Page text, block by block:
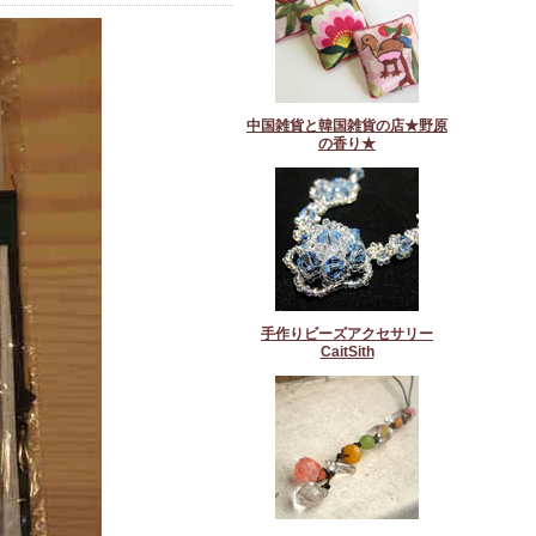
中国雑貨と韓国雑貨の店★野原
の香り★
手作りビーズアクセサリー
CaitSith